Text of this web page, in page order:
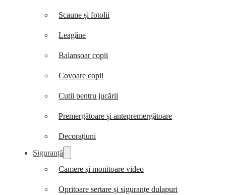
Scaune și fotolii
Leagăne
Balansoar copii
Covoare copii
Cutii pentru jucării
Premergătoare și antepremergătoare
Decorațiuni
Siguranță
Camere și monitoare video
Opritoare sertare și siguranțe dulapuri